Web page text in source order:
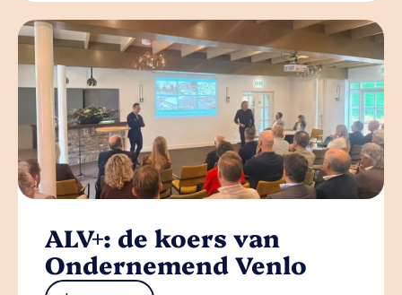
ALV+: de koers van
Ondernemend Venlo